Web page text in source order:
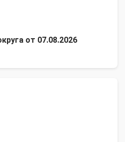
от 07.08.2026